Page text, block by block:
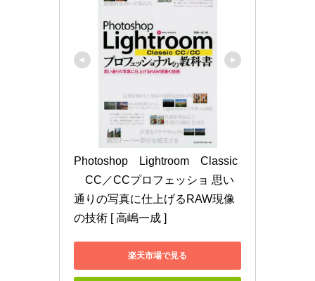
Photoshop　Lightroom　Classic
CC／CCプロフェッショ 思い
通りの写真に仕上げるRAW現像
の技術 [ 高嶋一成 ]
楽天市場で見る